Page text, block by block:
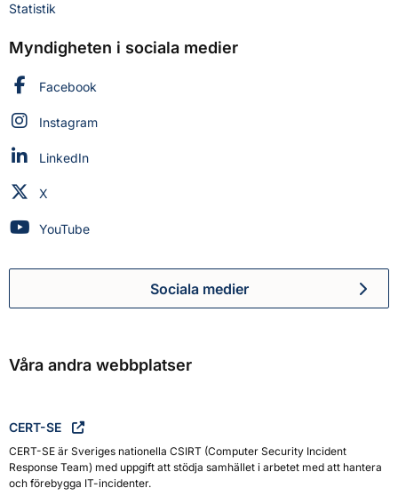
Statistik
Myndigheten i sociala medier
Myndigheten för civilt försvar på
Facebook
Myndigheten för civilt försvar på
Instagram
Myndigheten för civilt försvar på
LinkedIn
Myndigheten för civilt försvar på
X
Myndigheten för civilt försvar på
YouTube
Myndigheten för civilt
Sociala medier
Våra andra webbplatser
CERT-SE
CERT-SE är Sveriges nationella CSIRT (Computer Security Incident
Response Team) med uppgift att stödja samhället i arbetet med att hantera
och förebygga IT-incidenter.